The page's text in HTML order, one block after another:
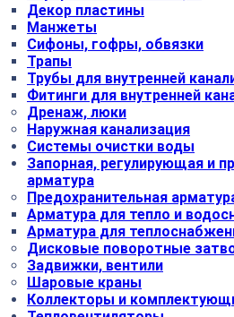
Декор пластины
Манжеты
Сифоны, гофры, обвязки
Трапы
Трубы для внутренней
Фитинги для внутренней
Дренаж, люки
Наружная канализация
Системы очистки воды
Запорная, регулирующая и
арматура
Предохранительная
Арматура для тепло и
Арматура для
Дисковые поворотные
Задвижки, вентили
Шаровые краны
Коллекторы и